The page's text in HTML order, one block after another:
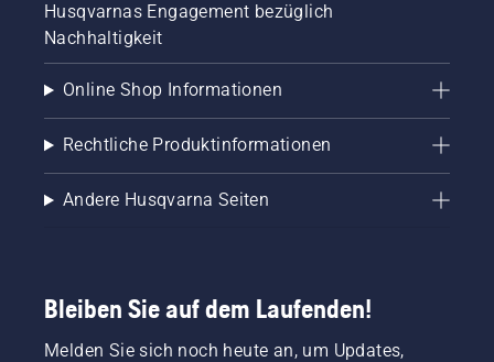
Husqvarnas Engagement bezüglich
Nachhaltigkeit
Online Shop Informationen
Rechtliche Produktinformationen
Andere Husqvarna Seiten
Bleiben Sie auf dem Laufenden!
Melden Sie sich noch heute an, um Updates,